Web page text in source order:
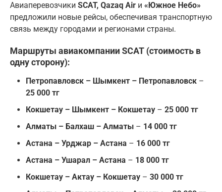
Авиаперевозчики SCAT, Qazaq Air и «Южное Небо»
предложили новые рейсы, обеспечивая транспортную
связь между городами и регионами страны.
Маршруты авиакомпании SCAT (стоимость в
одну сторону):
Петропавловск – Шымкент – Петропавловск –
25 000 тг
Кокшетау – Шымкент – Кокшетау – 25 000 тг
Алматы – Балхаш – Алматы – 14 000 тг
Астана – Урджар – Астана – 16 000 тг
Астана – Ушарал – Астана – 18 000 тг
Кокшетау – Актау – Кокшетау – 30 000 тг